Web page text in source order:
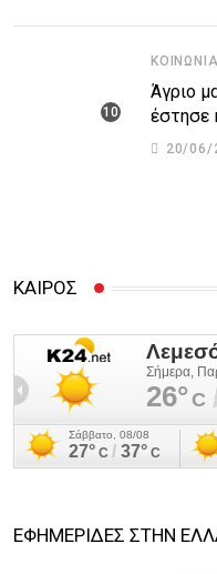
ΚΟΙΝΩΝΊΑ
Άγριο
έστησε
για20/06/
ΚΑΙΡΟΣ
ΕΦΗΜΕΡΙΔΕΣ ΣΤΗΝ